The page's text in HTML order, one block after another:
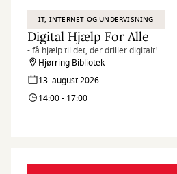
IT, INTERNET OG UNDERVISNING
Digital Hjælp For Alle
- få hjælp til det, der driller digitalt!
Hjørring Bibliotek
13. august 2026
14:00 - 17:00